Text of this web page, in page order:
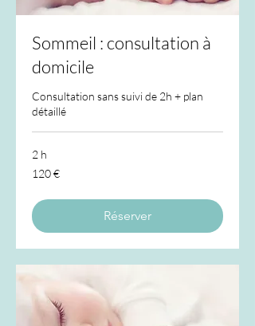
Sommeil : consultation à
domicile
Consultation sans suivi de 2h + plan
détaillé
2 h
120
euros
120 €
Réserver